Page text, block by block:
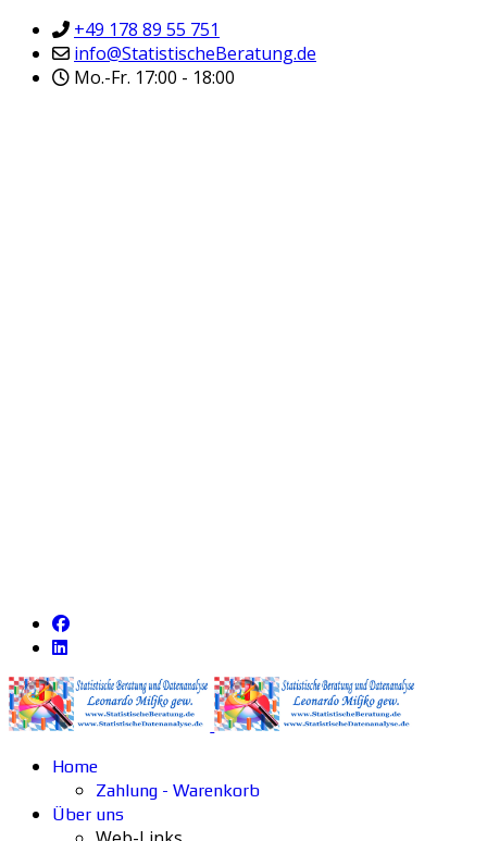
+49 178 89 55 751
info@StatistischeBeratung.de
Mo.-Fr. 17:00 - 18:00
Home
Zahlung - Warenkorb
Über uns